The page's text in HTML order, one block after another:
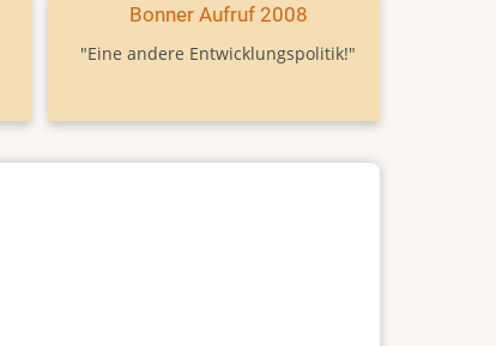
Bonner Aufruf 2008
"Eine andere Entwicklungspolitik!"